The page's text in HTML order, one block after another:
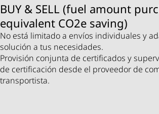
BUY & SELL (fuel amount
equivalent CO2e saving)
No está limitado a envíos individuales y
solución a tus necesidades.
Provisión conjunta de certificados y
de certificación desde el proveedor de
transportista.